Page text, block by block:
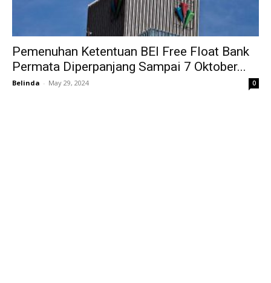
Pemenuhan Ketentuan BEI Free Float Bank
Permata Diperpanjang Sampai 7 Oktober...
Belinda - May 29, 2024 0